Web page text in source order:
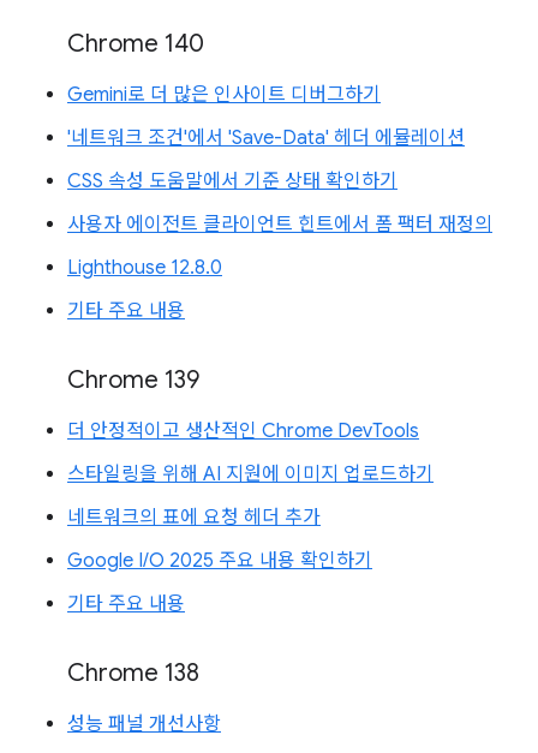
Chrome 140
Gemini로 더 많은 인사이트 디버그하기
'네트워크 조건'에서 'Save-Data' 헤더 에뮬레이션
CSS 속성 도움말에서 기준 상태 확인하기
사용자 에이전트 클라이언트 힌트에서 폼 팩터 재정의
Lighthouse 12.8.0
기타 주요 내용
Chrome 139
더 안정적이고 생산적인 Chrome DevTools
스타일링을 위해 AI 지원에 이미지 업로드하기
네트워크의 표에 요청 헤더 추가
Google I/O 2025 주요 내용 확인하기
기타 주요 내용
Chrome 138
성능 패널 개선사항